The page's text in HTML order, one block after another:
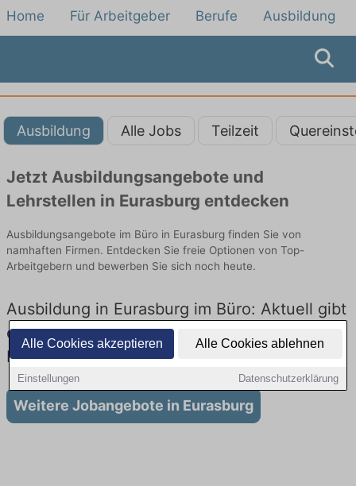
Alle Cookies akzeptieren Alle Cookies ablehnen
Einstellungen Datenschutzerklärung
Home Für Arbeitgeber Berufe Ausbildung
Ausbildung Alle Jobs Teilzeit
Jetzt Ausbildungsangebote und
Lehrstellen in Eurasburg entdecken
Ausbildungsangebote im Büro in Eurasburg finden Sie von
namhaften Firmen. Entdecken Sie freie Optionen von Top-
Arbeitgebern und bewerben Sie sich noch heute.
Ausbildung in Eurasburg im Büro: Aktuell gibt
es keine Stellenangebote für Ausbildung in
Eurasburg
Weitere Jobangebote in Eurasburg